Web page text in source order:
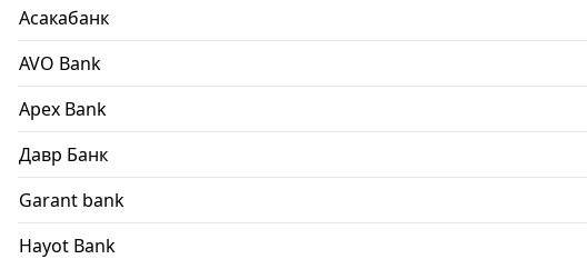
Асакабанк
AVO Bank
Apex Bank
Давр Банк
Garant bank
Hayot Bank